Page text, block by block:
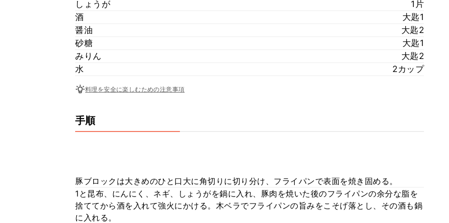
しょうが
1片
酒
大匙1
醤油
大匙2
砂糖
大匙1
みりん
大匙2
水
2カップ
料理を安全に楽しむための注意事項
手順
豚ブロックは大きめのひと口大に角切りに切り分け、フライパンで表面を焼き固める。
1と昆布、にんにく、ネギ、しょうがを鍋に入れ、豚肉を焼いた後のフライパンの余分な脂を
捨ててから酒を入れて強火にかける。木ベラでフライパンの旨みをこそげ落とし、その酒も鍋
に入れる。